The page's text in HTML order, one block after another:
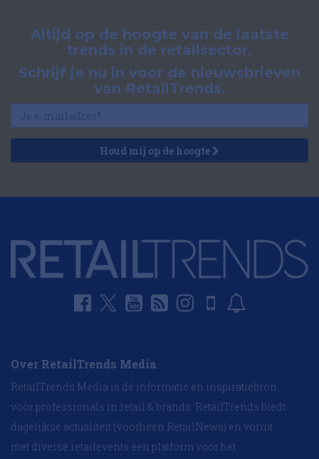
Altijd op de hoogte van de laatste
trends in de retailsector.
Schrijf je nu in voor de nieuwsbrieven
van RetailTrends.
Houd mij op de hoogte
Over RetailTrends Media
RetailTrends Media is dé informatie en inspiratiebron
voor professionals in retail & brands. RetailTrends biedt
dagelijkse actualiteit (voorheen RetailNews) en vormt
met diverse retailevents een platform voor het